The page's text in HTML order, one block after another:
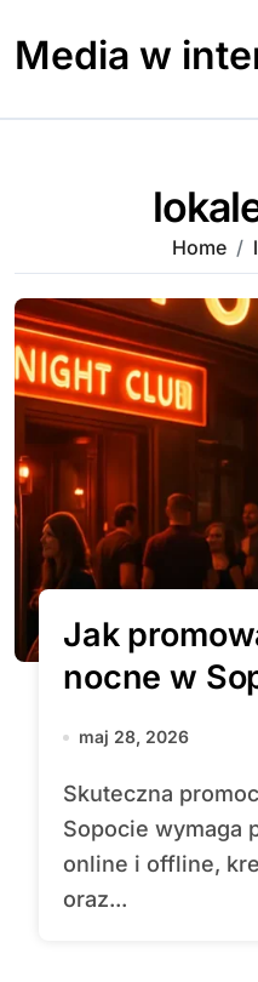
content
Media w
Home
Jak
nocne w
maj 28, 2026
Skuteczna promocja lokali nocnych w
Sopocie wymaga
online i offline,
oraz...